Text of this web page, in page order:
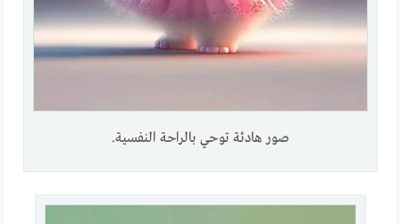
صور هادئة توحي بالراحة النفسية.